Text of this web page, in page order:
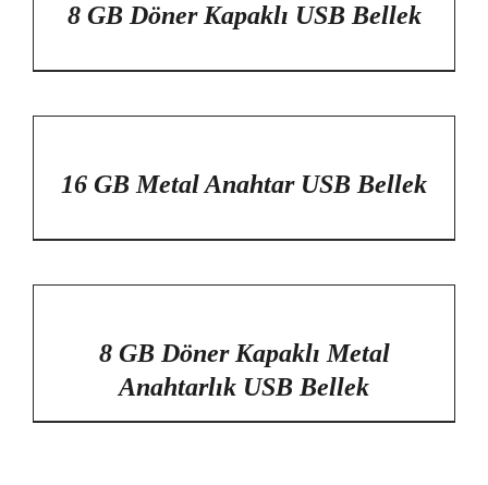
8 GB Döner Kapaklı USB Bellek
16 GB Metal Anahtar USB Bellek
8 GB Döner Kapaklı Metal
Anahtarlık USB Bellek